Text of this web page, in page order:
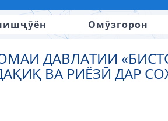
Омӯзгорон
ДАВЛАТИИ
ВА РИЁЗӢ ДАР